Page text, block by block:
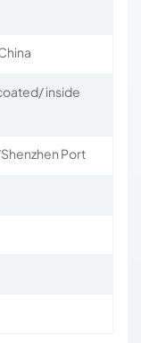
inside
Port